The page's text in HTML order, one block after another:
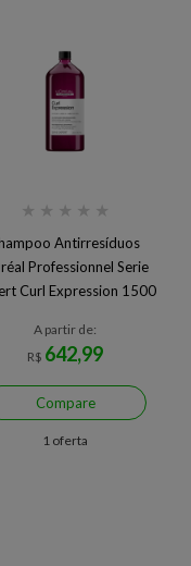
★ ★ ★ ★ ★
Antirresíduos
Professionnel Serie
Curl Expression 1500
A partir de:
R$ 642,99
Compare
1 oferta